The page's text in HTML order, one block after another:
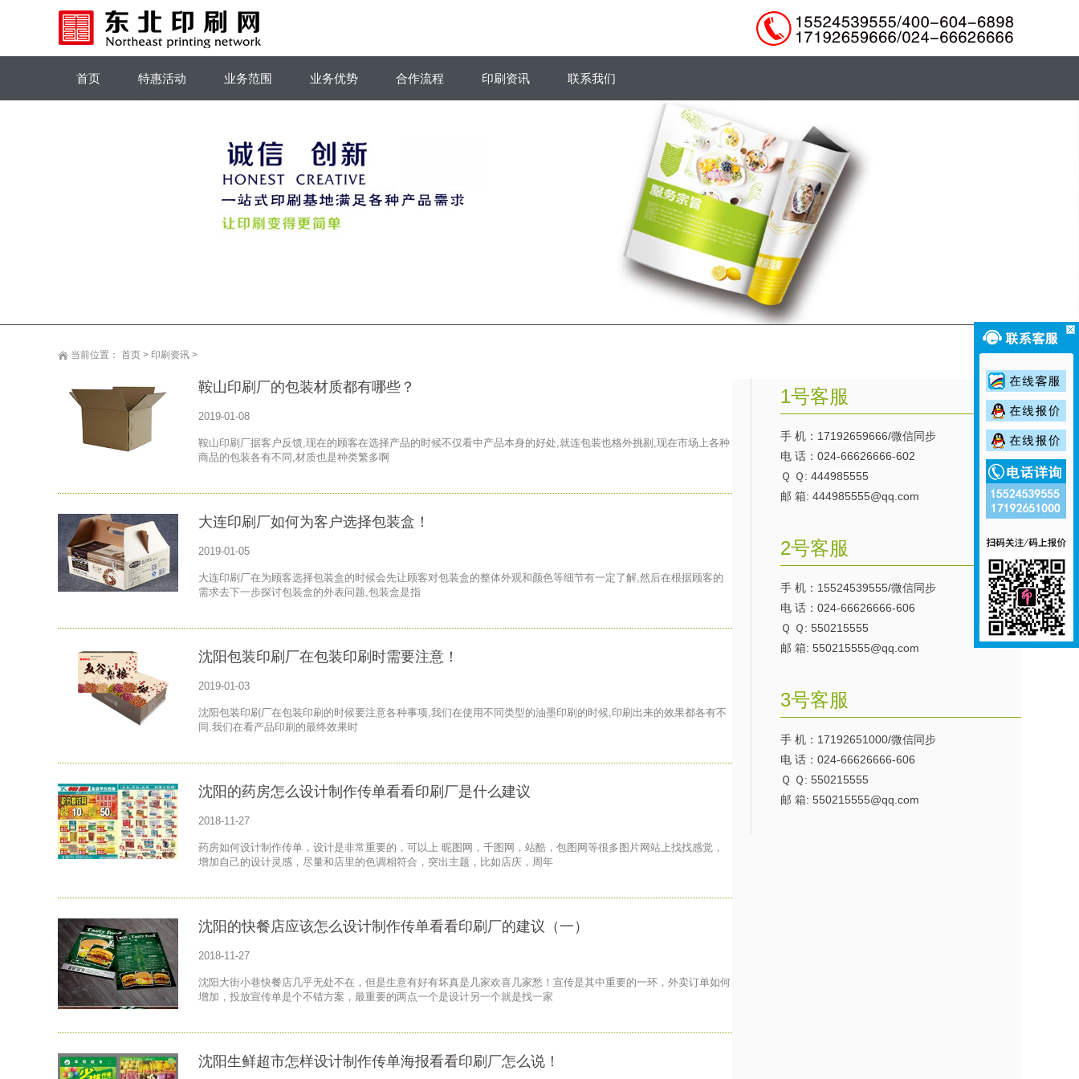
首页 特惠活动 业务范围 业务优势 合作流程 印刷资讯 联系我们
当前位置： 首页 > 印刷资讯 >
鞍山印刷厂的包装材质都有哪些？
2019-01-08
鞍山印刷厂据客户反馈,现在的顾客在选择产品的时候不仅看中产品本身的好处,就连包装也格外挑剔,现在市场上各种
商品的包装各有不同,材质也是种类繁多啊
大连印刷厂如何为客户选择包装盒！
2019-01-05
大连印刷厂在为顾客选择包装盒的时候会先让顾客对包装盒的整体外观和颜色等细节有一定了解,然后在根据顾客的
需求去下一步探讨包装盒的外表问题,包装盒是指
沈阳包装印刷厂在包装印刷时需要注意！
2019-01-03
沈阳包装印刷厂在包装印刷的时候要注意各种事项,我们在使用不同类型的油墨印刷的时候,印刷出来的效果都各有不
同.我们在看产品印刷的最终效果时
沈阳的药房怎么设计制作传单看看印刷厂是什么建议
2018-11-27
药房如何设计制作传单，设计是非常重要的，可以上 昵图网，千图网，站酷，包图网等很多图片网站上找找感觉，
增加自己的设计灵感，尽量和店里的色调相符合，突出主题，比如店庆，周年
沈阳的快餐店应该怎么设计制作传单看看印刷厂的建议（一）
2018-11-27
沈阳大街小巷快餐店几乎无处不在，但是生意有好有坏真是几家欢喜几家愁！宣传是其中重要的一环，外卖订单如何
增加，投放宣传单是个不错方案，最重要的两点一个是设计另一个就是找一家
沈阳生鲜超市怎样设计制作传单海报看看印刷厂怎么说！
1号客服
手 机：17192659666/微信同步
电 话：024-66626666-602
Ｑ Ｑ: 444985555
邮 箱: 444985555@qq.com
2号客服
手 机：15524539555/微信同步
电 话：024-66626666-606
Ｑ Ｑ: 550215555
邮 箱: 550215555@qq.com
3号客服
手 机：17192651000/微信同步
电 话：024-66626666-606
Ｑ Ｑ: 550215555
邮 箱: 550215555@qq.com